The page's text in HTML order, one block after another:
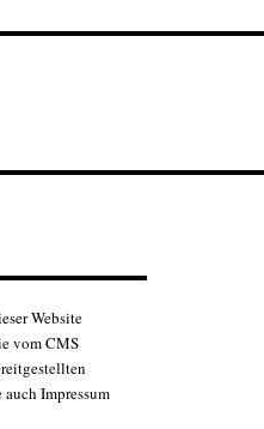
Website
vom CMS
Impressum